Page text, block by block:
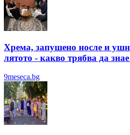
Хрема, запушено носле и
лятотo - какво трябва да
9meseca.bg